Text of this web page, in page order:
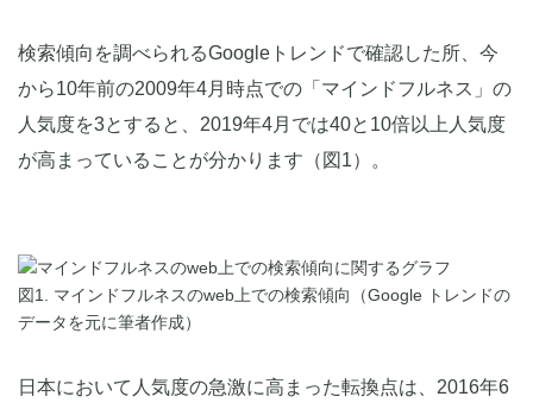
検索傾向を調べられるGoogleトレンドで確認した所、今
から10年前の2009年4月時点での「マインドフルネス」の
人気度を3とすると、2019年4月では40と10倍以上人気度
が高まっていることが分かります（図1）。
図1. マインドフルネスのweb上での検索傾向（Google トレンドの
データを元に筆者作成）
日本において人気度の急激に高まった転換点は、2016年6